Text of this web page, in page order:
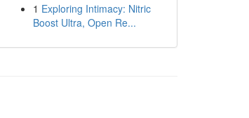
1 Exploring Intimacy: Nitric
Boost Ultra, Open Re...